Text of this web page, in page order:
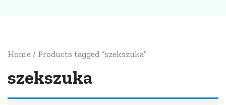
Home / Products tagged “szekszuka”
szekszuka